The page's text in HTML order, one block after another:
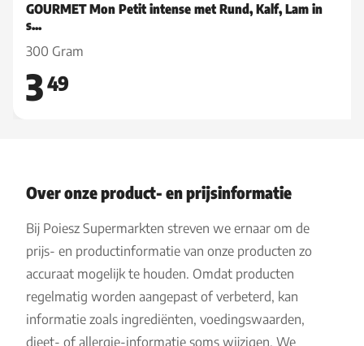
GOURMET Mon Petit intense met Rund, Kalf, Lam in
s...
300 Gram
349
Over onze product- en prijsinformatie
Bij Poiesz Supermarkten streven we ernaar om de
prijs- en productinformatie van onze producten zo
accuraat mogelijk te houden. Omdat producten
regelmatig worden aangepast of verbeterd, kan
informatie zoals ingrediënten, voedingswaarden,
dieet- of allergie-informatie soms wijzigen. We